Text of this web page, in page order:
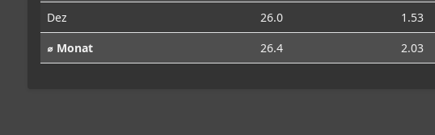
Dez
26.0 1.53
⌀ Monat
26.4 2.03